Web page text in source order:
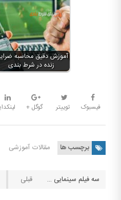
آموزش دقیق محاسبه
زنده در شرط بندی
فیسبوک توییتر گوگل +
برچسب ها مقالات آموزشی
سه فیلم سینمایی جذاب با موضوع لاتاری